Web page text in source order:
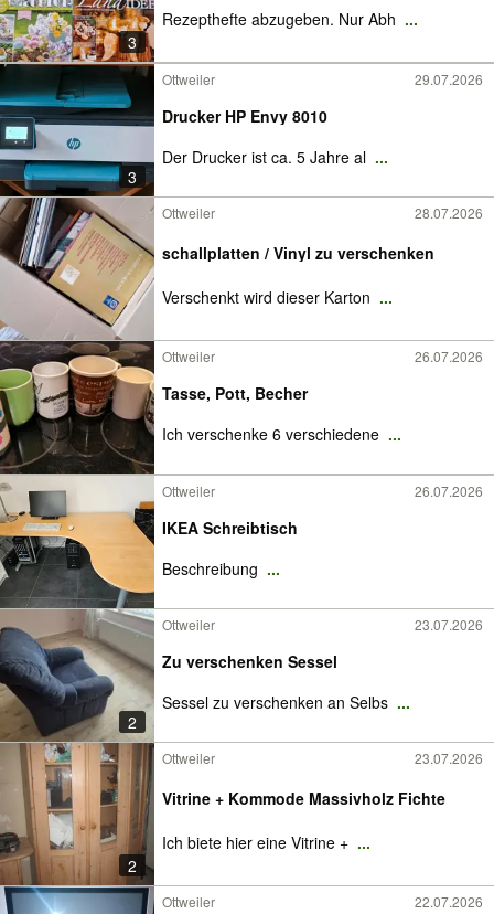
3
Rezepthefte abzugeben. Nur Abh ...
3
Ottweiler 29.07.2026
Drucker HP Envy 8010
Der Drucker ist ca. 5 Jahre al ...
Ottweiler 28.07.2026
schallplatten / Vinyl zu verschenken
Verschenkt wird dieser Karton ...
Ottweiler 26.07.2026
Tasse, Pott, Becher
Ich verschenke 6 verschiedene ...
Ottweiler 26.07.2026
IKEA Schreibtisch
Beschreibung ...
2
Ottweiler 23.07.2026
Zu verschenken Sessel
Sessel zu verschenken an Selbs ...
2
Ottweiler 23.07.2026
Vitrine + Kommode Massivholz Fichte
Ich biete hier eine Vitrine + ...
Ottweiler 22.07.2026